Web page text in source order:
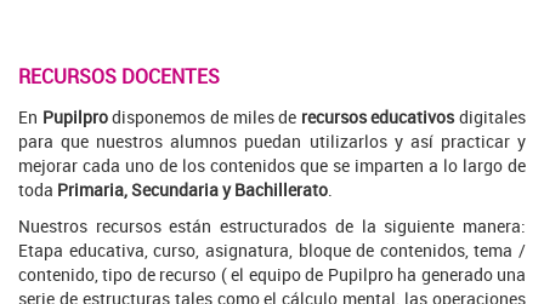
RECURSOS DOCENTES
En Pupilprodisponemos de miles de recursos educativosdigitales
para que nuestros alumnos puedan utilizarlos y así practicar y
mejorar cada uno de los contenidos que se imparten a lo largo de
toda Primaria, Secundaria y Bachillerato.
Nuestros recursos están estructurados de la siguiente manera:
Etapa educativa, curso, asignatura, bloque de contenidos, tema /
contenido, tipo de recurso ( el equipo de Pupilpro ha generado una
serie de estructuras tales como el cálculo mental, las operaciones